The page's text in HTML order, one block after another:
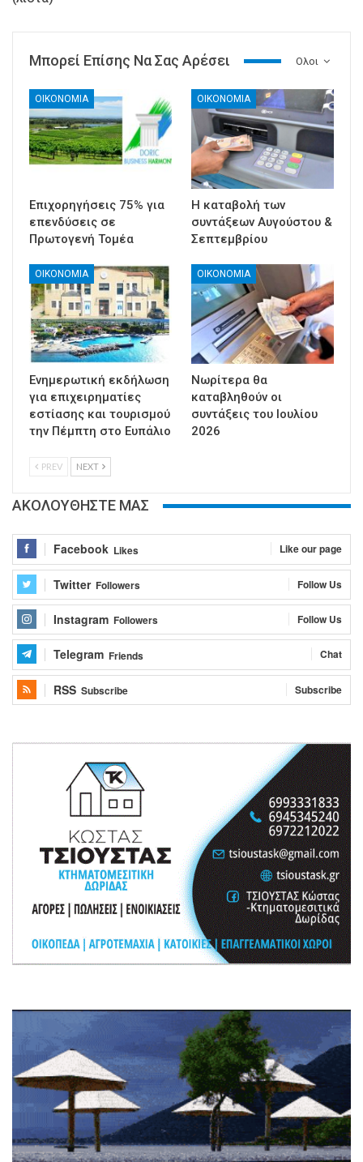
Ολοι
Μπορεί Επίσης Να Σας Αρέσει
ΟΙΚΟΝΟΜΙΑ
Επιχορηγήσεις 75% για
επενδύσεις σε
Πρωτογενή Τομέα
ΟΙΚΟΝΟΜΙΑ
Η καταβολή των
συντάξεων Αυγούστου &
Σεπτεμβρίου
ΟΙΚΟΝΟΜΙΑ
Ενημερωτική εκδήλωση
για επιχειρηματίες
εστίασης και τουρισμού
την Πέμπτη στο Ευπάλιο
ΟΙΚΟΝΟΜΙΑ
Νωρίτερα θα
καταβληθούν οι
συντάξεις του Ιουλίου
2026
PREV NEXT
ΑΚΟΛΟΥΘΗΣΤΕ ΜΑΣ
Facebook Likes Like our page
Twitter Followers Follow Us
Instagram Followers Follow Us
Telegram Friends Chat
RSS Subscribe Subscribe